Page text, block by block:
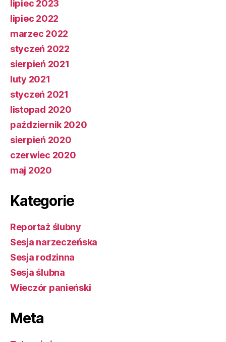
lipiec 2023
lipiec 2022
marzec 2022
styczeń 2022
sierpień 2021
luty 2021
styczeń 2021
listopad 2020
październik 2020
sierpień 2020
czerwiec 2020
maj 2020
Kategorie
Reportaż ślubny
Sesja narzeczeńska
Sesja rodzinna
Sesja ślubna
Wieczór panieński
Meta